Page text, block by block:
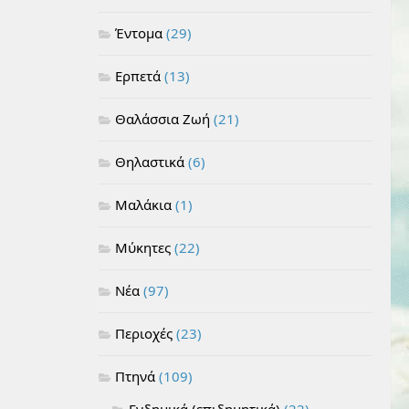
Έντομα (29)
Ερπετά (13)
Θαλάσσια Ζωή (21)
Θηλαστικά (6)
Μαλάκια (1)
Μύκητες (22)
Νέα (97)
Περιοχές (23)
Πτηνά (109)